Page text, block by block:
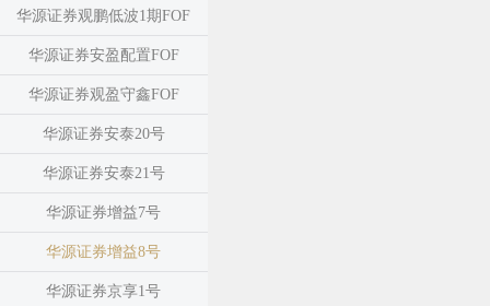
华源证券观鹏低波1期FOF
华源证券安盈配置FOF
华源证券观盈守鑫FOF
华源证券安泰20号
华源证券安泰21号
华源证券增益7号
华源证券增益8号
华源证券京享1号